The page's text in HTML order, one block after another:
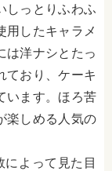
しっとりふわふ
用したキャラメ
は洋ナシとたっ
ており、ケーキ
います。ほろ苦
楽しめる人気の
よって見た目